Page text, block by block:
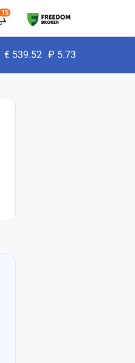
15
€ 539.52 ₽ 5.73